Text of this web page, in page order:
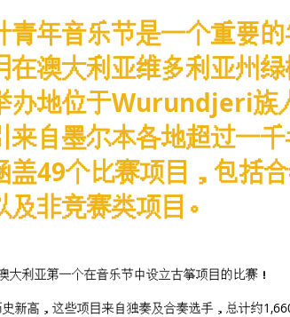
青年音乐节是一个重要
在澳大利亚维多利亚州
办地位于Wurundjeri族
来自墨尔本各地超过一
盖49个比赛项目，包括
及非竞赛类项目。
利亚第一个在音乐节中设立古筝项目的比赛！
新高，这些项目来自独奏及合奏选手，总计约